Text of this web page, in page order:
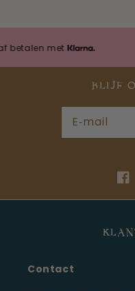
met
BLIJF
E‑mail
Contact